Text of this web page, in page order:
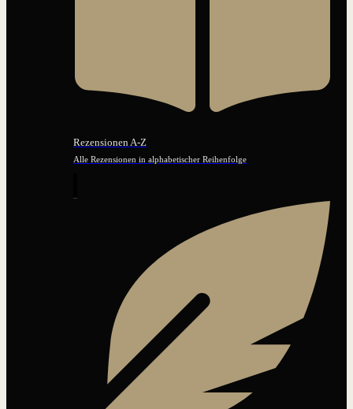
Rezensionen A-Z
Alle Rezensionen in alphabetischer Reihenfolge